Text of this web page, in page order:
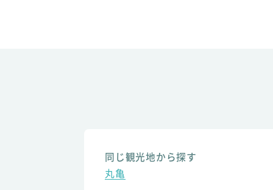
同じ観光地から探す
丸亀